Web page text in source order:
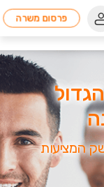
פרסום משרה
המציעות